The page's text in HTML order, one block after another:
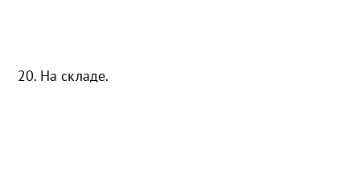
20. На складе.